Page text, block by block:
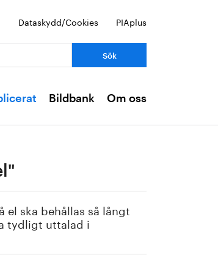
Dataskydd/Cookies PIAplus
Bildbank Om oss
ska behållas så långt
tydligt uttalad i